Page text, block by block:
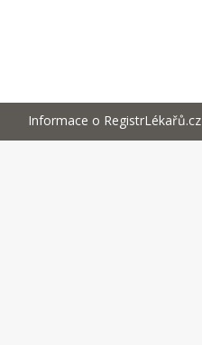
Informace o RegistrLékařů.cz